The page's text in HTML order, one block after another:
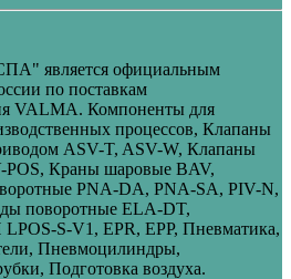
является официальным
по поставкам
VALMA. Компоненты для
процессов, Клапаны
ASV-T, ASV-W, Клапаны
Краны шаровые BAV,
PNA-DA, PNA-SA, PIV-N,
поворотные ELA-DT,
S-V1, EPR, EPP, Пневматика,
Пневмоцилиндры,
Подготовка воздуха.